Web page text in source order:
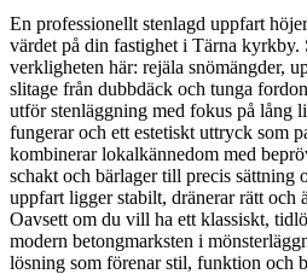
En professionellt stenlagd uppfart
värdet på din fastighet i Tärna kyrkby.
verkligheten här: rejäla snömängder,
slitage från dubbdäck och tunga
utför stenläggning med fokus på lång
fungerar och ett estetiskt uttryck som
kombinerar lokalkännedom med
schakt och bärlager till precis sättning
uppfart ligger stabilt, dränerar rätt och
Oavsett om du vill ha ett klassiskt,
modern betongmarksten i
lösning som förenar stil, funktion och